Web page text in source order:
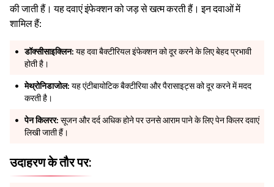
की जाती हैं। यह दवाएं इंफेक्शन को जड़ से खत्म करती हैं। इन दवाओं में
शामिल हैं:
डॉक्सीसाइक्लिन: यह दवा बैक्टीरियल इंफेक्शन को दूर करने के लिए बेहद प्रभावी
होती है।
मेथ्रोनिडाजोल: यह एंटीबायोटिक बैक्टीरिया और पैरासाइट्स को दूर करने में मदद
करती है।
पेन किलरर: सूजन और दर्द अधिक होने पर उनसे आराम पाने के लिए पेन किलर दवाएं
लिखी जाती हैं।
उदाहरण के तौर पर: